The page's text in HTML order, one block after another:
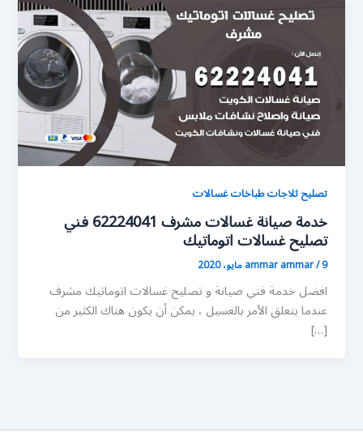
تصليح ثلاجات طباخات غسالات
خدمة صيانة غسالات مشرف 62224041 فني
تصليح غسالات اتوماتيك
ammar ammar/9 مايو، 2020
افضل خدمة فني صيانة و تصليح غسالات اتوماتيك مشرف
عندما يتعلق الأمر بالغسيل ، يمكن أن يكون هناك الكثير من
[…]